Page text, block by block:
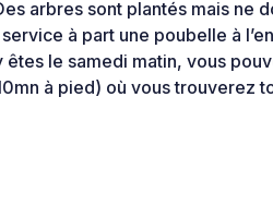
arbres sont plantés mais ne
à part une poubelle à
êtes le samedi matin, vous
à pied) où vous trouverez